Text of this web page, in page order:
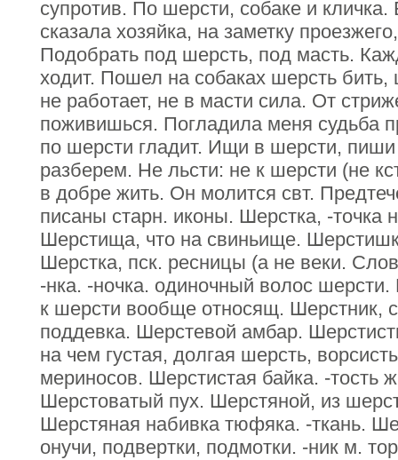
супротив. По шерсти, собаке и
сказала хозяйка, на заметку
Подобрать под шерсть, под масть.
ходит. Пошел на собаках шерсть
не работает, не в масти сила. От
поживишься. Погладила меня судьба
по шерсти гладит. Ищи в шерсти,
разберем. Не льсти: не к шерсти (не
в добре жить. Он молится свт.
писаны старн. иконы. Шерстка, -точка
Шерстища, что на свиньище.
Шерстка, пск. ресницы (а не веки.
-нка. -ночка. одиночный волос
к шерсти вообще относящ. Шерстник,
поддевка. Шерстевой амбар.
на чем густая, долгая шерсть,
мериносов. Шерстистая байка. -тость
Шерстоватый пух. Шерстяной, из
Шерстяная набивка тюфяка. -ткань.
онучи, подвертки, подмотки. -ник м.